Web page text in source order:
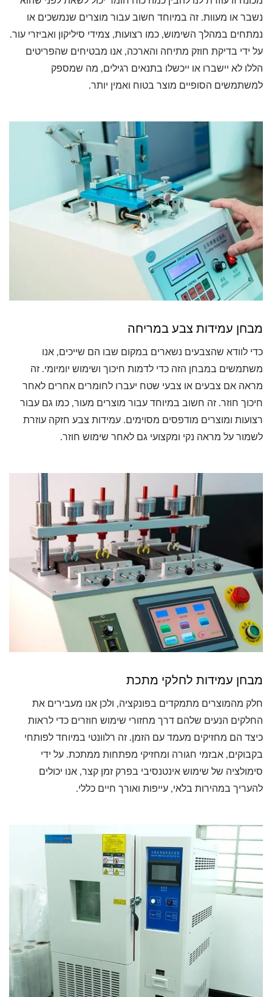
נשבר או מעוות. זה במיוחד חשוב עבור מוצרים שנמשכים או
נמתחים במהלך השימוש, כמו רצועות, צמידי סיליקון ואביזרי עור.
על ידי בדיקת חוזק מתיחה והארכה, אנו מבטיחים שהפריטים
הללו לא יישברו או ייכשלו בתנאים רגילים, מה שמספק
למשתמשים הסופיים מוצר בטוח ואמין יותר.
מבחן עמידות צבע במריחה
כדי לוודא שהצבעים נשארים במקום שבו הם שייכים, אנו
משתמשים במבחן הזה כדי לדמות חיכוך ושימוש יומיומי. זה
מראה אם צבעים או צבעי שטח יעברו לחומרים אחרים לאחר
חיכוך חוזר. זה חשוב במיוחד עבור מוצרים מעור, כמו גם עבור
רצועות ומוצרים מודפסים מסוימים. עמידות צבע חזקה עוזרת
לשמור על מראה נקי ומקצועי גם לאחר שימוש חוזר.
מבחן עמידות לחלקי מתכת
חלק מהמוצרים מתמקדים בפונקציה, ולכן אנו מעבירים את
החלקים הנעים שלהם דרך מחזורי שימוש חוזרים כדי לראות
כיצד הם מחזיקים מעמד עם הזמן. זה רלוונטי במיוחד לפותחי
בקבוקים, אבזמי חגורה ומחזיקי מפתחות ממתכת. על ידי
סימולציה של שימוש אינטנסיבי בפרק זמן קצר, אנו יכולים
להעריך במהירות בלאי, עייפות ואורך חיים כללי.